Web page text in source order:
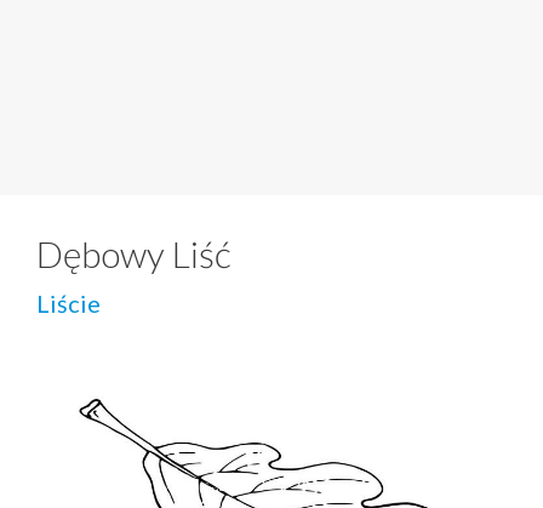
Dębowy Liść
Liście